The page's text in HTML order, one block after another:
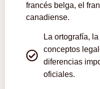
francés belga, el
canadiense.
La ortografía,
conceptos
diferencias
oficiales.